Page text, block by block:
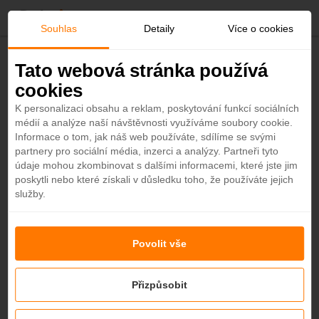
í
é
Heritage Le Telfair Golf & Wellness
Resort 5*
Maurícius - Plážový hotel
4,4
ALL INCLUSIVE LUXUSNÍ KOLONIÁLNÍ STYL
e
á
v
Souhlas Detaily Více o cookies
Tato webová stránka používá
cookies
K personalizaci obsahu a reklam, poskytování funkcí sociálních
médií a analýze naší návštěvnosti využíváme soubory cookie.
Informace o tom, jak náš web používáte, sdílíme se svými
partnery pro sociální média, inzerci a analýzy. Partneři tyto
údaje mohou zkombinovat s dalšími informacemi, které jste jim
poskytli nebo které získali v důsledku toho, že používáte jejich
služby.
Přizpůsobit
Povolit vše